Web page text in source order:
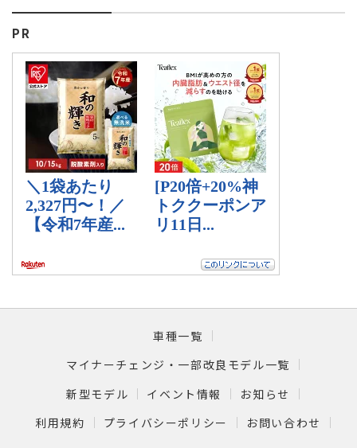
PR
車種一覧
マイナーチェンジ・一部改良モデル一覧
新型モデル
イベント情報
お知らせ
利用規約
プライバシーポリシー お問い合わせ